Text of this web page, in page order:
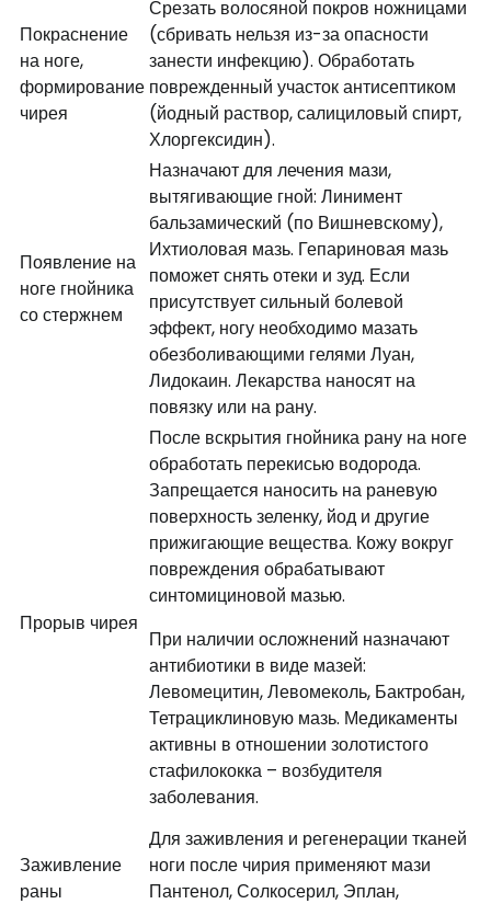
Покраснение
на ноге,
формирование
чирея
Срезать волосяной покров ножницами
(сбривать нельзя из-за опасности
занести инфекцию). Обработать
поврежденный участок антисептиком
(йодный раствор, салициловый спирт,
Хлоргексидин).
Появление на
ноге гнойника
со стержнем
Назначают для лечения мази,
вытягивающие гной: Линимент
бальзамический (по Вишневскому),
Ихтиоловая мазь. Гепариновая мазь
поможет снять отеки и зуд. Если
присутствует сильный болевой
эффект, ногу необходимо мазать
обезболивающими гелями Луан,
Лидокаин. Лекарства наносят на
повязку или на рану.
Прорыв чирея
После вскрытия гнойника рану на ноге
обработать перекисью водорода.
Запрещается наносить на раневую
поверхность зеленку, йод и другие
прижигающие вещества. Кожу вокруг
повреждения обрабатывают
синтомициновой мазью.
При наличии осложнений назначают
антибиотики в виде мазей:
Левомецитин, Левомеколь, Бактробан,
Тетрациклиновую мазь. Медикаменты
активны в отношении золотистого
стафилококка – возбудителя
заболевания.
Заживление
раны
Для заживления и регенерации тканей
ноги после чирия применяют мази
Пантенол, Солкосерил, Эплан,